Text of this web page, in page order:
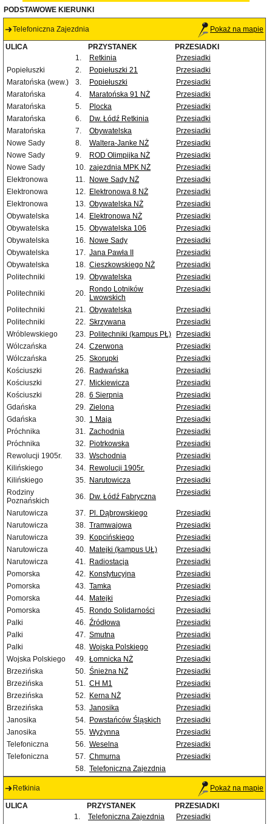
PODSTAWOWE KIERUNKI
Telefoniczna Zajezdnia Pokaż na mapie
ULICA PRZYSTANEK
PRZESIADKI
1.
Retkinia
Przesiadki
Popiełuszki
2. Popiełuszki 21
Przesiadki
Maratońska (wew.)
3. Popiełuszki
Przesiadki
Maratońska
4. Maratońska 91 NŻ
Przesiadki
Maratońska
5. Plocka
Przesiadki
Maratońska
6. Dw. Łódź Retkinia
Przesiadki
Maratońska
7. Obywatelska
Przesiadki
Nowe Sady
8. Waltera-Janke NŻ
Przesiadki
Nowe Sady
9. ROD Olimpijka NŻ
Przesiadki
Nowe Sady
10. zajezdnia MPK NŻ
Przesiadki
Elektronowa
11. Nowe Sady NŻ
Przesiadki
Elektronowa
12. Elektronowa 8 NŻ
Przesiadki
Elektronowa
13. Obywatelska NŻ
Przesiadki
Obywatelska
14. Elektronowa NŻ
Przesiadki
Obywatelska
15. Obywatelska 106
Przesiadki
Obywatelska
16. Nowe Sady
Przesiadki
Obywatelska
17. Jana Pawła II
Przesiadki
Obywatelska
18. Cieszkowskiego NŻ
Przesiadki
Politechniki
19. Obywatelska
Przesiadki
Politechniki
20. Rondo Lotników
Lwowskich
Przesiadki
Politechniki 21. Obywatelska
Przesiadki
Politechniki
22. Skrzywana
Przesiadki
Wróblewskiego
23. Politechniki (kampus PŁ)
Przesiadki
Wólczańska
24. Czerwona
Przesiadki
Wólczańska
25. Skorupki
Przesiadki
Kościuszki
26. Radwańska
Przesiadki
Kościuszki
27. Mickiewicza
Przesiadki
Kościuszki
28. 6 Sierpnia
Przesiadki
Gdańska
29. Zielona
Przesiadki
Gdańska
30. 1 Maja
Przesiadki
Próchnika
31. Zachodnia
Przesiadki
Próchnika
32. Piotrkowska
Przesiadki
Rewolucji 1905r.
33. Wschodnia
Przesiadki
Kilińskiego
34. Rewolucji 1905r.
Przesiadki
Kilińskiego
35. Narutowicza
Przesiadki
Rodziny
Poznańskich
36. Dw. Łódź Fabryczna Przesiadki
Narutowicza 37. Pl. Dąbrowskiego
Przesiadki
Narutowicza
38. Tramwajowa
Przesiadki
Narutowicza
39. Kopcińskiego
Przesiadki
Narutowicza
40. Matejki (kampus UŁ)
Przesiadki
Narutowicza
41. Radiostacja
Przesiadki
Pomorska
42. Konstytucyjna
Przesiadki
Pomorska
43. Tamka
Przesiadki
Pomorska
44. Matejki
Przesiadki
Pomorska
45. Rondo Solidarności
Przesiadki
Palki
46. Źródłowa
Przesiadki
Palki
47. Smutna
Przesiadki
Palki
48. Wojska Polskiego
Przesiadki
Wojska Polskiego
49. Łomnicka NŻ
Przesiadki
Brzezińska
50. Śnieżna NŻ
Przesiadki
Brzezińska
51. CH M1
Przesiadki
Brzezińska
52. Kerna NŻ
Przesiadki
Brzezińska
53. Janosika
Przesiadki
Janosika
54. Powstańców Śląskich
Przesiadki
Janosika
55. Wyżynna
Przesiadki
Telefoniczna
56. Weselna
Przesiadki
Telefoniczna
57. Chmurna
Przesiadki
58. Telefoniczna Zajezdnia
Retkinia Pokaż na mapie
ULICA PRZYSTANEK
PRZESIADKI
1.
Telefoniczna Zajezdnia
Przesiadki